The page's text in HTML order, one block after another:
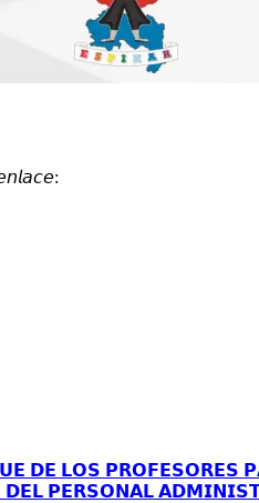
𝗗𝗘 𝗟𝗢𝗦 𝗣𝗥𝗢𝗙𝗘𝗦𝗢𝗥𝗘𝗦
𝗣𝗘𝗥𝗦𝗢𝗡𝗔𝗟